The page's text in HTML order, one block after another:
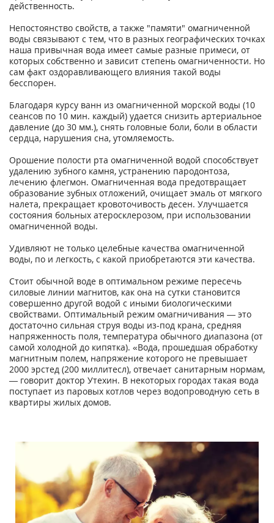
действенность.
Непостоянство свойств, а также "памяти" омагниченной
воды связывают с тем, что в разных географических точках
наша привычная вода имеет самые разные примеси, от
которых собственно и зависит степень омагниченности. Но
сам факт оздоравливающего влияния такой воды
бесспорен.
Благодаря курсу ванн из омагниченной морской воды (10
сеансов по 10 мин. каждый) удается снизить артериальное
давление (до 30 мм.), снять головные боли, боли в области
сердца, нарушения сна, утомляемость.
Орошение полости рта омагниченной водой способствует
удалению зубного камня, устранению пародонтоза,
лечению флегмон. Омагниченная вода предотвращает
образование зубных отложений, очищает эмаль от мягкого
налета, прекращает кровоточивость десен. Улучшается
состояния больных атеросклерозом, при использовании
омагниченной воды.
Удивляют не только целебные качества омагниченной
воды, по и легкость, с какой приобретаются эти качества.
Стоит обычной воде в оптимальном режиме пересечь
силовые линии магнитов, как она на сутки становится
совершенно другой водой с иными биологическими
свойствами. Оптимальный режим омагничивания — это
достаточно сильная струя воды из-под крана, средняя
напряженность поля, температура обычного диапазона (от
самой холодной до кипятка). «Вода, прошедшая обработку
магнитным полем, напряжение которого не превышает
2000 эрстед (200 миллитесл), отвечает санитарным нормам,
— говорит доктор Утехин. В некоторых городах такая вода
поступает из паровых котлов через водопроводную сеть в
квартиры жилых домов.